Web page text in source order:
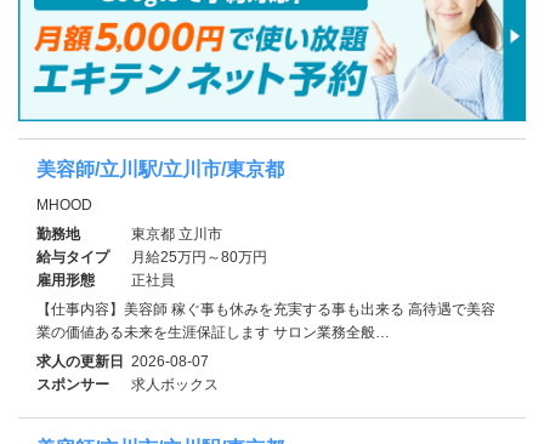
美容師/立川駅/立川市/東京都
MHOOD
勤務地
東京都 立川市
給与タイプ
月給25万円～80万円
雇用形態
正社員
【仕事内容】美容師 稼ぐ事も休みを充実する事も出来る 高待遇で美容
業の価値ある未来を生涯保証します サロン業務全般…
求人の更新日 2026-08-07
スポンサー
求人ボックス